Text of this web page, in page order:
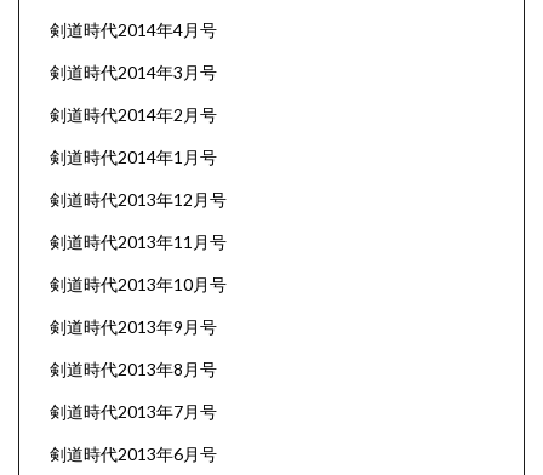
剣道時代2014年4月号
剣道時代2014年3月号
剣道時代2014年2月号
剣道時代2014年1月号
剣道時代2013年12月号
剣道時代2013年11月号
剣道時代2013年10月号
剣道時代2013年9月号
剣道時代2013年8月号
剣道時代2013年7月号
剣道時代2013年6月号